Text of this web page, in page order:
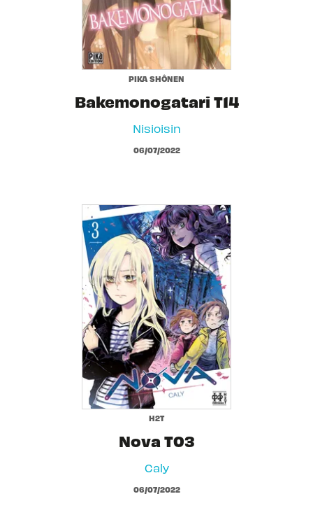
PIKA SHÔNEN
Bakemonogatari T14
Nisioisin
06/07/2022
H2T
Nova T03
Caly
06/07/2022